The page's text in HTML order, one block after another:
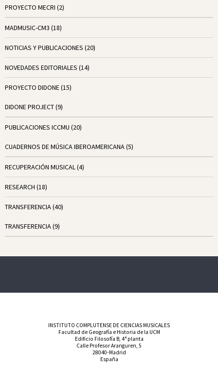
PROYECTO MECRI (2)
MADMUSIC-CM3 (18)
NOTICIAS Y PUBLICACIONES (20)
NOVEDADES EDITORIALES (14)
PROYECTO DIDONE(15)
DIDONE PROJECT(9)
PUBLICACIONES ICCMU (20)
CUADERNOS DE MÚSICA IBEROAMERICANA(5)
RECUPERACIÓN MUSICAL(4)
RESEARCH (18)
TRANSFERENCIA(40)
TRANSFERENCIA(9)
INSTITUTO COMPLUTENSE DE CIENCIAS MUSICALES
Facultad de Geografía e Historia de la UCM
Edificio Filosofía B, 4ª planta
Calle Profesor Aranguren, 5
28040-Madrid
España